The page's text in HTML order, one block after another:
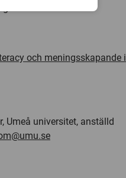
och meningsskapande i
Umeå universitet, anställd